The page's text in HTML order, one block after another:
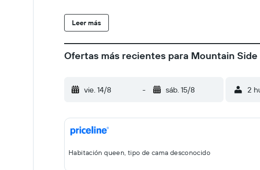
indican más abajo en las instalaciones o cerca del
Leer más
Ofertas más recientes para Mountain
vie. 14/8 - sáb. 15/8 2
Habitación queen, tipo de cama desconocido